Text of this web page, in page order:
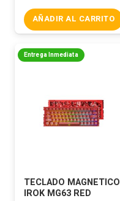
AÑADIR AL CARRITO
Entrega Inmediata
TECLADO MAGNETICO
IROK MG63 RED